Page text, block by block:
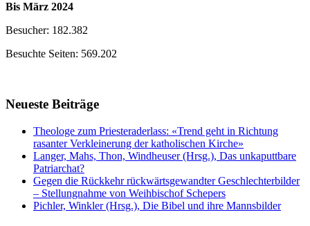
Bis März 2024
Besucher: 182.382
Besuchte Seiten: 569.202
Neueste Beiträge
Theologe zum Priesteraderlass: «Trend geht in Richtung
rasanter Verkleinerung der katholischen Kirche»
Langer, Mahs, Thon, Windheuser (Hrsg.), Das unkaputtbare
Patriarchat?
Gegen die Rückkehr rückwärtsgewandter Geschlechterbilder
– Stellungnahme von Weihbischof Schepers
Pichler, Winkler (Hrsg.), Die Bibel und ihre Mannsbilder